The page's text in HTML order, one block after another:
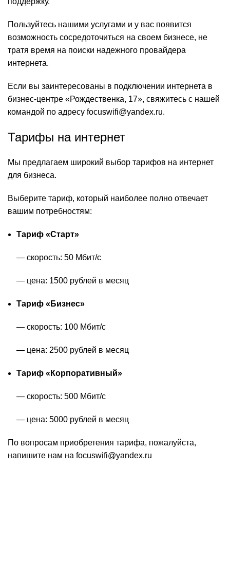
Пользуйтесь нашими услугами и у вас появится
возможность сосредоточиться на своем бизнесе, не
тратя время на поиски надежного провайдера
интернета.
Если вы заинтересованы в подключении интернета в
бизнес-центре «Рождественка, 17», свяжитесь с нашей
командой по адресу focuswifi@yandex.ru.
Тарифы на интернет
Мы предлагаем широкий выбор тарифов на интернет
для бизнеса.
Выберите тариф, который наиболее полно отвечает
вашим потребностям:
Тариф «Старт»
— скорость: 50 Мбит/с
— цена: 1500 рублей в месяц
Тариф «Бизнес»
— скорость: 100 Мбит/с
— цена: 2500 рублей в месяц
Тариф «Корпоративный»
— скорость: 500 Мбит/с
— цена: 5000 рублей в месяц
По вопросам приобретения тарифа, пожалуйста,
напишите нам на focuswifi@yandex.ru